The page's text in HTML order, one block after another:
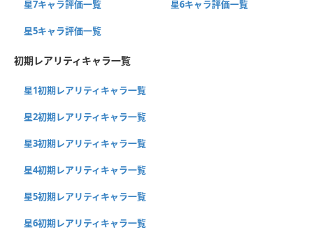
星7キャラ評価一覧 星6キャラ評価一覧
星5キャラ評価一覧
初期レアリティキャラ一覧
星1初期レアリティキャラ一覧
星2初期レアリティキャラ一覧
星3初期レアリティキャラ一覧
星4初期レアリティキャラ一覧
星5初期レアリティキャラ一覧
星6初期レアリティキャラ一覧